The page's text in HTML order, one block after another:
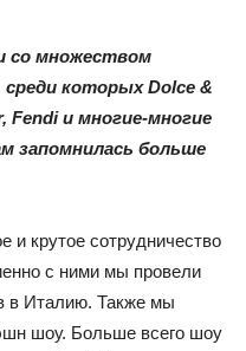
со множеством
которых Dolce &
Fendi и многие-многие
запомнилась больше
и крутое сотрудничество
с ними мы провели
в Италию. Также мы
шоу. Больше всего шоу